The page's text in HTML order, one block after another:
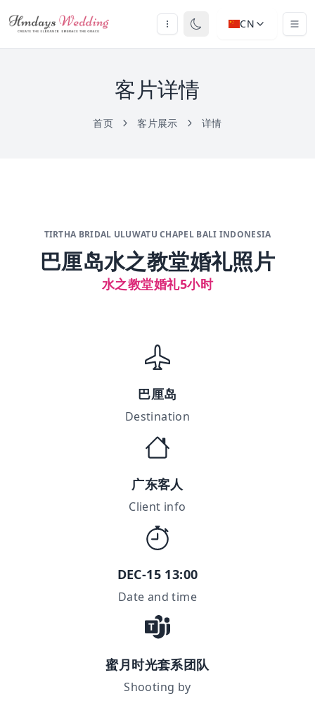
CN
客片详情
首页 客片展示 详情
TIRTHA BRIDAL ULUWATU CHAPEL BALI INDONESIA
巴厘岛水之教堂婚礼照片
水之教堂婚礼5小时
巴厘岛
Destination
广东客人
Client info
DEC-15 13:00
Date and time
蜜月时光套系团队
Shooting by